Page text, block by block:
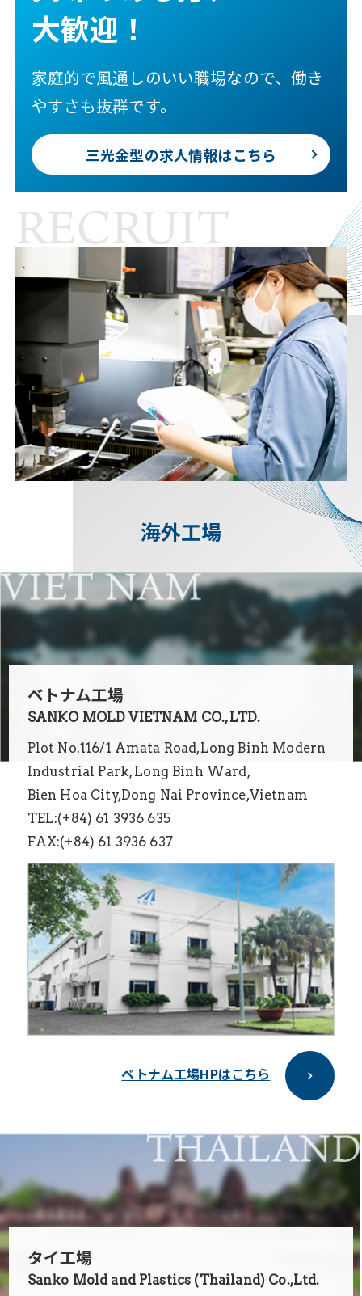
⼤歓迎！
家庭的で⾵通しのいい職場なので、働き
やすさも抜群です。
三光⾦型の求⼈情報はこちら
海外工場
ベトナム工場
SANKO MOLD VIETNAM CO., LTD.
Plot No.116/1 Amata Road,Long Binh Modern
Industrial Park, Long Binh Ward,
Bien Hoa City,Dong Nai Province,Vietnam
TEL:(+84) 61 3936 635
FAX:(+84) 61 3936 637
ベトナム工場HPはこちら
タイ工場
Sanko Mold and Plastics (Thailand) Co.,Ltd.